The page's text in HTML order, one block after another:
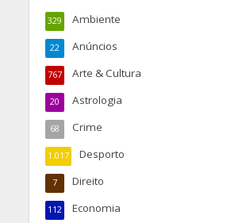
Ambiente
329
Anúncios
22
Arte & Cultura
767
Astrologia
20
Crime
68
Desporto
1.017
Direito
7
Economia
112